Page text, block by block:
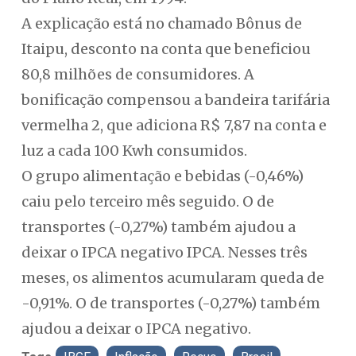
A explicação está no chamado Bônus de
Itaipu, desconto na conta que beneficiou
80,8 milhões de consumidores. A
bonificação compensou a bandeira tarifária
vermelha 2, que adiciona R$ 7,87 na conta e
luz a cada 100 Kwh consumidos.
O grupo alimentação e bebidas (-0,46%)
caiu pelo terceiro mês seguido. O de
transportes (-0,27%) também ajudou a
deixar o IPCA negativo IPCA. Nesses três
meses, os alimentos acumularam queda de
-0,91%. O de transportes (-0,27%) também
ajudou a deixar o IPCA negativo.